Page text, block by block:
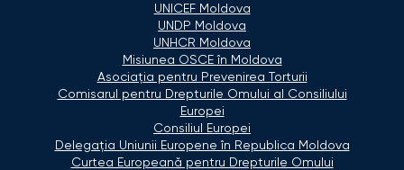
UNICEF Moldova
UNDP Moldova
UNHCR Moldova
Misiunea OSCE în Moldova
Asociaţia pentru Prevenirea Torturii
Comisarul pentru Drepturile Omului al Consiliului
Europei
Consiliul Europei
Delegaţia Uniunii Europene în Republica Moldova
Curtea Europeană pentru Drepturile Omului